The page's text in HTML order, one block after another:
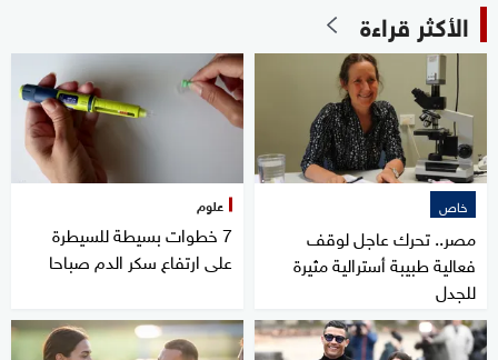
الأكثر قراءة
خاص
مصر.. تحرك عاجل لوقف
فعالية طبيبة أسترالية مثيرة
للجدل
علوم
7 خطوات بسيطة للسيطرة
على ارتفاع سكر الدم صباحا